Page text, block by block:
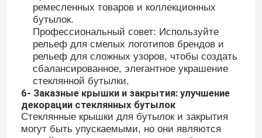
ремесленных товаров и коллекционных
бутылок.
Профессиональный совет: Используйте
рельеф для смелых логотипов брендов и
рельеф для сложных узоров, чтобы создать
сбалансированное, элегантное украшение
стеклянной бутылки.
6- Заказные крышки и закрытия: улучшение
декорации стеклянных бутылок
Стеклянные крышки для бутылок и закрытия
могут быть упускаемыми, но они являются